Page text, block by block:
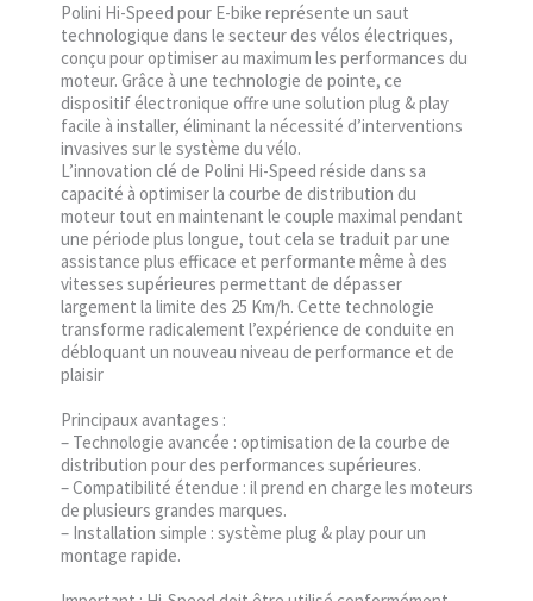
Polini Hi-Speed pour E-bike représente un saut
technologique dans le secteur des vélos électriques,
conçu pour optimiser au maximum les performances du
moteur. Grâce à une technologie de pointe, ce
dispositif électronique offre une solution plug & play
facile à installer, éliminant la nécessité d’interventions
invasives sur le système du vélo.
L’innovation clé de Polini Hi-Speed réside dans sa
capacité à optimiser la courbe de distribution du
moteur tout en maintenant le couple maximal pendant
une période plus longue, tout cela se traduit par une
assistance plus efficace et performante même à des
vitesses supérieures permettant de dépasser
largement la limite des 25 Km/h. Cette technologie
transforme radicalement l’expérience de conduite en
débloquant un nouveau niveau de performance et de
plaisir
Principaux avantages :
– Technologie avancée : optimisation de la courbe de
distribution pour des performances supérieures.
– Compatibilité étendue : il prend en charge les moteurs
de plusieurs grandes marques.
– Installation simple : système plug & play pour un
montage rapide.